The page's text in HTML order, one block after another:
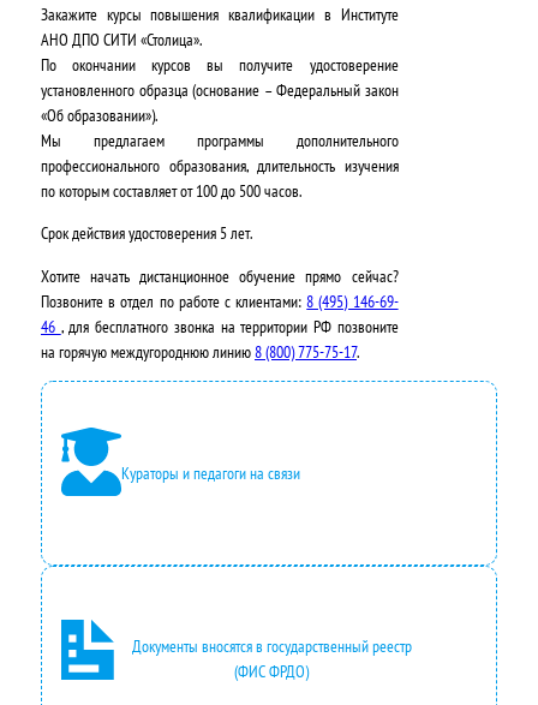
Закажите курсы повышения квалификации в Институте
АНО ДПО СИТИ «Столица».
По окончании курсов вы получите удостоверение
установленного образца (основание – Федеральный закон
«Об образовании»).
Мы предлагаем программы дополнительного
профессионального образования, длительность изучения
по которым составляет от 100 до 500 часов.
Срок действия удостоверения 5 лет.
Хотите начать дистанционное обучение прямо сейчас?
Позвоните в отдел по работе с клиентами:8 (495) 146-69-
46 , для бесплатного звонка на территории РФ позвоните
на горячую междугороднюю линию8 (800) 775-75-17.
Кураторы и педагоги на связи
Документы вносятся в государственный реестр
(ФИС ФРДО)